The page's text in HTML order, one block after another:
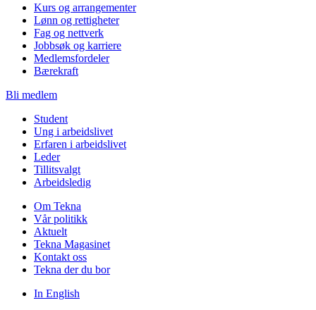
Kurs og arrangementer
Lønn og rettigheter
Fag og nettverk
Jobbsøk og karriere
Medlemsfordeler
Bærekraft
Bli medlem
Student
Ung i arbeidslivet
Erfaren i arbeidslivet
Leder
Tillitsvalgt
Arbeidsledig
Om Tekna
Vår politikk
Aktuelt
Tekna Magasinet
Kontakt oss
Tekna der du bor
In English